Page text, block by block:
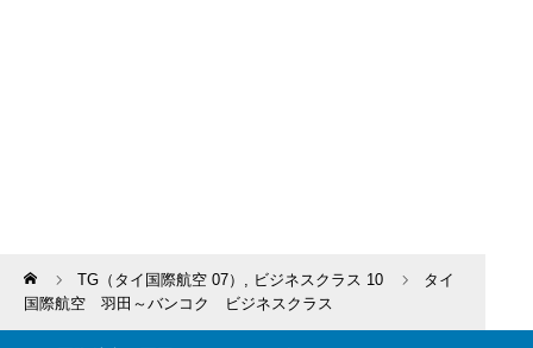
Home TG（タイ国際航空 07） , ビジネスクラス 10
タイ
国際航空 羽田～バンコク ビジネスクラス